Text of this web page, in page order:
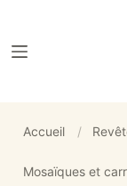
Accueil /
Mosaïques et